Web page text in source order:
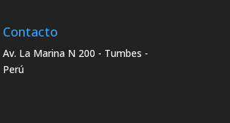
Contacto
Av. La Marina N 200 - Tumbes -
Perú